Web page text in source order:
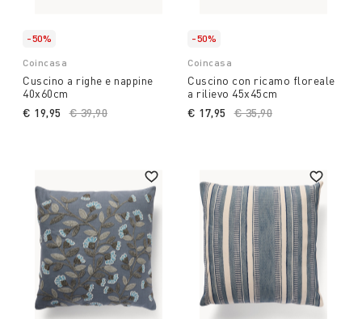
-50%
Coincasa
Cuscino a righe e nappine
40x60cm
Price reduced from
€ 39,90
€ 19,95
-50%
Coincasa
Cuscino con ricamo floreale
a rilievo 45x45cm
Price reduced from
€ 35,90
€ 17,95